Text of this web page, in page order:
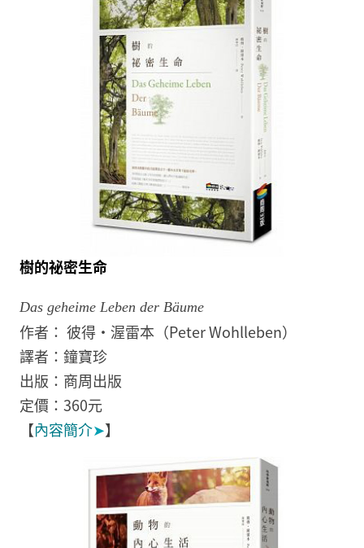
樹的祕密生命
Das geheime Leben der Bäume
作者： 彼得‧渥雷本（Peter Wohlleben）
譯者：鐘寶珍
出版：商周出版
定價：360元
​【內容簡介➤】